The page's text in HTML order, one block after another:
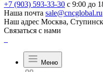
+7 (903) 593-33-30 с 9:00 до
Наша почта sale@cncglobal.ru
Наш адрес Москва,
Связаться с нами
Меню